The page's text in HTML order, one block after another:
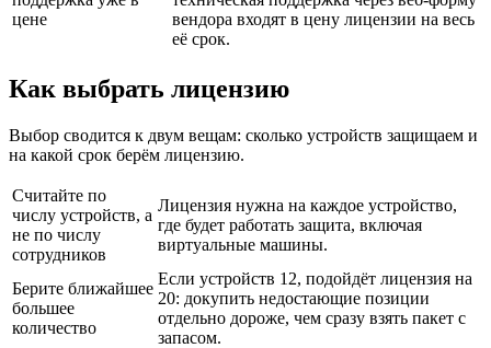
цене
вендора входят в цену лицензии на весь
её срок.
Как выбрать лицензию
Выбор сводится к двум вещам: сколько устройств защищаем и
на какой срок берём лицензию.
Считайте по
числу устройств, а
не по числу
сотрудников
Лицензия нужна на каждое устройство,
где будет работать защита, включая
виртуальные машины.
Берите ближайшее
большее
количество
Если устройств 12, подойдёт лицензия на
20: докупить недостающие позиции
отдельно дороже, чем сразу взять пакет с
запасом.